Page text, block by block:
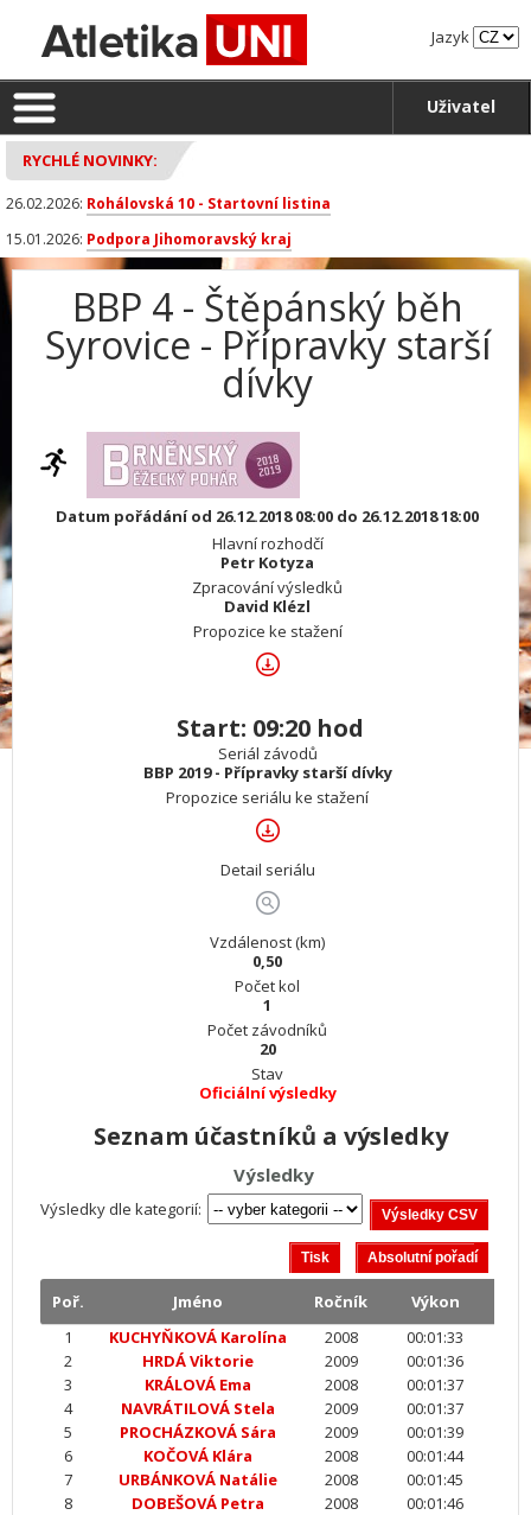
Jazyk
Uživatel
RYCHLÉ NOVINKY:
26.02.2026: Rohálovská 10 - Startovní listina
15.01.2026: Podpora Jihomoravský kraj
BBP 4 - Štěpánský běh
Syrovice - Přípravky starší
dívky
Datum pořádání od 26.12.2018 08:00 do 26.12.2018 18:00
Hlavní rozhodčí
Petr Kotyza
Zpracování výsledků
David Klézl
Propozice ke stažení
Start: 09:20 hod
Seriál závodů
BBP 2019 - Přípravky starší dívky
Propozice seriálu ke stažení
Detail seriálu
Vzdálenost (km)
0,50
Počet kol
1
Počet závodníků
20
Stav
Oficiální výsledky
Seznam účastníků a výsledky
Výsledky
Výsledky dle kategorií:
Poř. Jméno Ročník
Výkon
1
KUCHYŇKOVÁ Karolína 2008
00:01:33
2
HRDÁ Viktorie 2009
00:01:36
3
KRÁLOVÁ Ema 2008
00:01:37
4
NAVRÁTILOVÁ Stela 2009
00:01:37
5
PROCHÁZKOVÁ Sára 2009
00:01:39
6
KOČOVÁ Klára 2008
00:01:44
7
URBÁNKOVÁ Natálie 2008
00:01:45
8
DOBEŠOVÁ Petra 2008
00:01:46